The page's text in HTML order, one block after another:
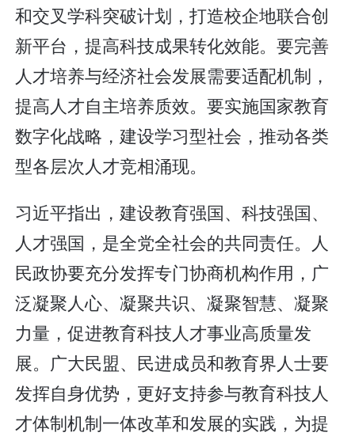
和交叉学科突破计划，打造校企地联合创
新平台，提高科技成果转化效能。要完善
人才培养与经济社会发展需要适配机制，
提高人才自主培养质效。要实施国家教育
数字化战略，建设学习型社会，推动各类
型各层次人才竞相涌现。
习近平指出，建设教育强国、科技强国、
人才强国，是全党全社会的共同责任。人
民政协要充分发挥专门协商机构作用，广
泛凝聚人心、凝聚共识、凝聚智慧、凝聚
力量，促进教育科技人才事业高质量发
展。广大民盟、民进成员和教育界人士要
发挥自身优势，更好支持参与教育科技人
才体制机制一体改革和发展的实践，为提